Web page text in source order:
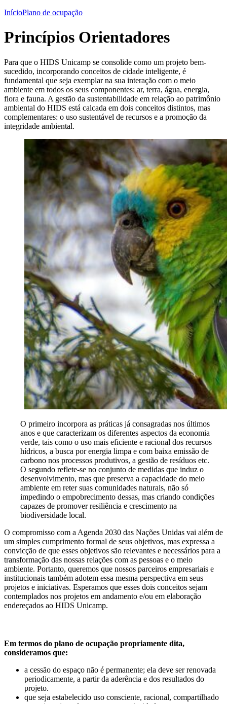
InícioPlano de ocupação
Princípios Orientadores
Para que o HIDS Unicamp se consolide como um projeto bem-
sucedido, incorporando conceitos de cidade inteligente, é
fundamental que seja exemplar na sua interação com o meio
ambiente em todos os seus componentes: ar, terra, água, energia,
flora e fauna. A gestão da sustentabilidade em relação ao patrimônio
ambiental do HIDS está calcada em dois conceitos distintos, mas
complementares: o uso sustentável de recursos e a promoção da
integridade ambiental.
O primeiro incorpora as práticas já consagradas nos últimos
anos e que caracterizam os diferentes aspectos da economia
verde, tais como o uso mais eficiente e racional dos recursos
hídricos, a busca por energia limpa e com baixa emissão de
carbono nos processos produtivos, a gestão de resíduos etc.
O segundo reflete-se no conjunto de medidas que induz o
desenvolvimento, mas que preserva a capacidade do meio
ambiente em reter suas comunidades naturais, não só
impedindo o empobrecimento dessas, mas criando condições
capazes de promover resiliência e crescimento na
biodiversidade local.
O compromisso com a Agenda 2030 das Nações Unidas vai além de
um simples cumprimento formal de seus objetivos, mas expressa a
convicção de que esses objetivos são relevantes e necessários para a
transformação das nossas relações com as pessoas e o meio
ambiente. Portanto, queremos que nossos parceiros empresariais e
institucionais também adotem essa mesma perspectiva em seus
projetos e iniciativas. Esperamos que esses dois conceitos sejam
contemplados nos projetos em andamento e/ou em elaboração
endereçados ao HIDS Unicamp.
Em termos do plano de ocupação propriamente dita,
consideramos que:
a cessão do espaço não é permanente; ela deve ser renovada
periodicamente, a partir da aderência e dos resultados do
projeto.
que seja estabelecido uso consciente, racional, compartilhado